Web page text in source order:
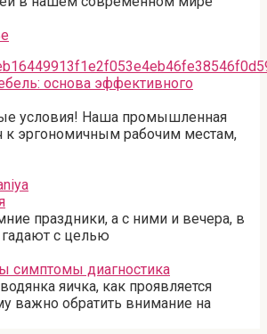
основа эффективного
условия! Наша промышленная
к эргономичным рабочим местам,
праздники, а с ними и вечера, в
с целью
симптомы диагностика
яичка, как проявляется
важно обратить внимание на